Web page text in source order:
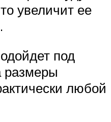
увеличит ее
под
размеры
любой